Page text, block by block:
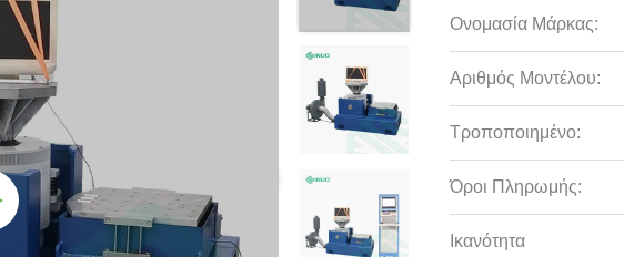
Ονομασία Μάρκας:
Αριθμός Μοντέλου:
Τροποποιημένο:
Όροι Πληρωμής:
Ικανότητα